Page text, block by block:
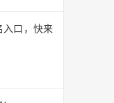
入口，快来